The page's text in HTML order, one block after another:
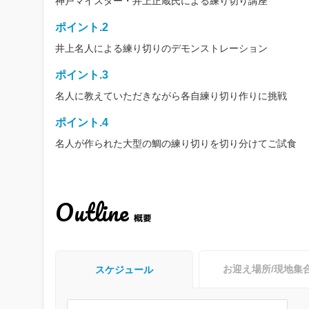
ポイント.2
井上名人による練り切りのデモンストレーション
ポイント.3
名人に教えていただきながら各自練り切り作りに挑戦
ポイント.4
名人が作られた大型の鯛の練り切りを切り分けてご試食
Outline 概要
スケジュール お迎え場所/現地集